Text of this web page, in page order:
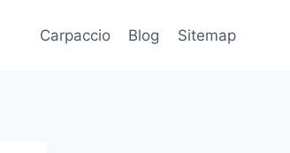
Carpaccio Blog Sitemap